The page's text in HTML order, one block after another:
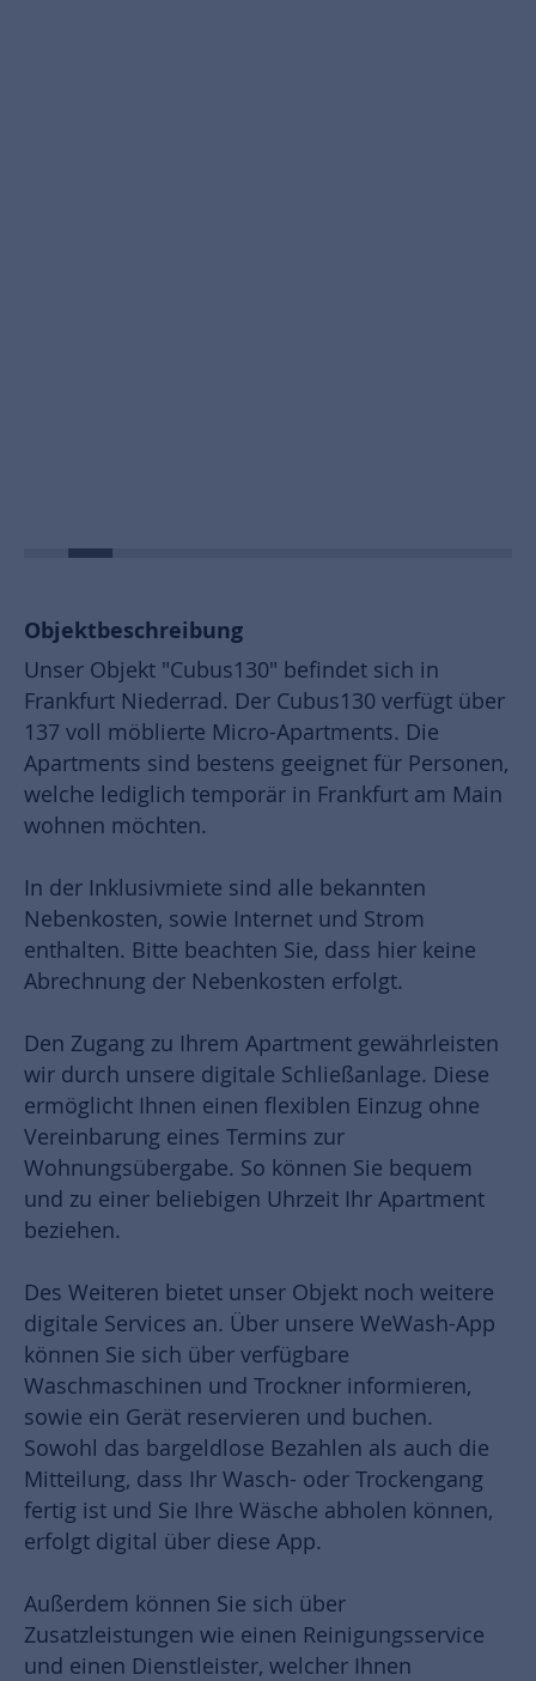
Objektbeschreibung
Unser Objekt "Cubus130" befindet sich in
Frankfurt Niederrad. Der Cubus130 verfügt über
137 voll möblierte Micro-Apartments. Die
Apartments sind bestens geeignet für Personen,
welche lediglich temporär in Frankfurt am Main
wohnen möchten.
In der Inklusivmiete sind alle bekannten
Nebenkosten, sowie Internet und Strom
enthalten. Bitte beachten Sie, dass hier keine
Abrechnung der Nebenkosten erfolgt.
Den Zugang zu Ihrem Apartment gewährleisten
wir durch unsere digitale Schließanlage. Diese
ermöglicht Ihnen einen flexiblen Einzug ohne
Vereinbarung eines Termins zur
Wohnungsübergabe. So können Sie bequem
und zu einer beliebigen Uhrzeit Ihr Apartment
beziehen.
Des Weiteren bietet unser Objekt noch weitere
digitale Services an. Über unsere WeWash-App
können Sie sich über verfügbare
Waschmaschinen und Trockner informieren,
sowie ein Gerät reservieren und buchen.
Sowohl das bargeldlose Bezahlen als auch die
Mitteilung, dass Ihr Wasch- oder Trockengang
fertig ist und Sie Ihre Wäsche abholen können,
erfolgt digital über diese App.
Außerdem können Sie sich über
Zusatzleistungen wie einen Reinigungsservice
und einen Dienstleister, welcher Ihnen